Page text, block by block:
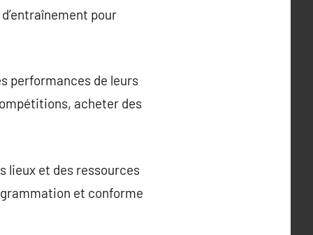
pour
performances de leurs
acheter des
lieux et des ressources
et conforme